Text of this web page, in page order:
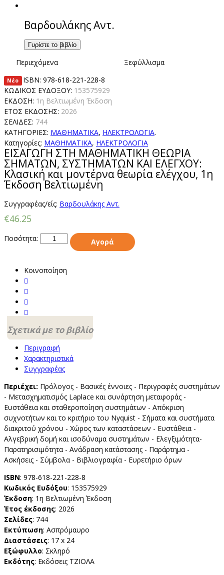
Βαρδουλάκης Αντ.
Γυρίστε το βιβλίο
Ξεφύλλισμα
Περιεχόμενα
Νέο ISBN: 978-618-221-228-8
ΚΩΔΙΚΟΣ ΕΥΔΟΞΟΥ: 153575929
ΕΚΔΟΣΗ: 1η Βελτιωμένη Έκδοση
ΕΤΟΣ ΕΚΔΟΣΗΣ: 2026
ΣΕΛΙΔΕΣ: 744
ΚΑΤΗΓΟΡΊΕΣ: ΜΑΘΗΜΑΤΙΚΑ, ΗΛΕΚΤΡΟΛΟΓΙΑ.
Κατηγορίες: ΜΑΘΗΜΑΤΙΚΑ, ΗΛΕΚΤΡΟΛΟΓΙΑ
ΕΙΣΑΓΩΓΗ ΣΤΗ ΜΑΘΗΜΑΤΙΚΗ ΘΕΩΡΙΑ
ΣΗΜΑΤΩΝ, ΣΥΣΤΗΜΑΤΩΝ ΚΑΙ ΕΛΕΓΧΟΥ:
Κλασική και μοντέρνα θεωρία ελέγχου, 1η
Έκδοση Βελτιωμένη
Συγγραφέας/είς: Βαρδουλάκης Αντ.
€46.25
Ποσότητα: Αγορά
Κοινοποίηση
Σχετικά με το βιβλίο
Περιγραφή
Χαρακτηριστικά
Συγγραφέας
Περιέχει: Πρόλογος - Βασικές έννοιες - Περιγραφές συστημάτων
- Μετασχηματισμός Laplace και συνάρτηση μεταφοράς -
Ευστάθεια και σταθεροποίηση συστημάτων - Απόκριση
συχνοτήτων και το κριτήριο του Nyquist - Σήματα και συστήματα
διακριτού χρόνου - Χώρος των καταστάσεων - Ευστάθεια -
Αλγεβρική δομή και ισοδύναμα συστημάτων - Ελεγξιμότητα-
Παρατηρισιμότητα - Ανάδραση κατάστασης - Παράρτημα -
Ασκήσεις - Σύμβολα - Βιβλιογραφία - Ευρετήριο όρων
ISBN: 978-618-221-228-8
Κωδικός Ευδόξου: 153575929
Έκδοση: 1η Βελτιωμένη Έκδοση
Έτος έκδοσης: 2026
Σελίδες: 744
Εκτύπωση: Ασπρόμαυρο
Διαστάσεις: 17 x 24
Εξώφυλλο: Σκληρό
Εκδότης: Εκδόσεις ΤΖΙΟΛΑ